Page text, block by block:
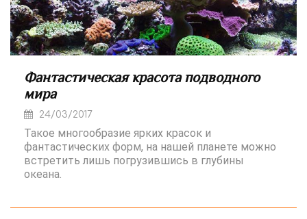
Фантастическая красота подводного
мира
24/03/2017
Такое многообразие ярких красок и
фантастических форм, на нашей планете можно
встретить лишь погрузившись в глубины
океана.